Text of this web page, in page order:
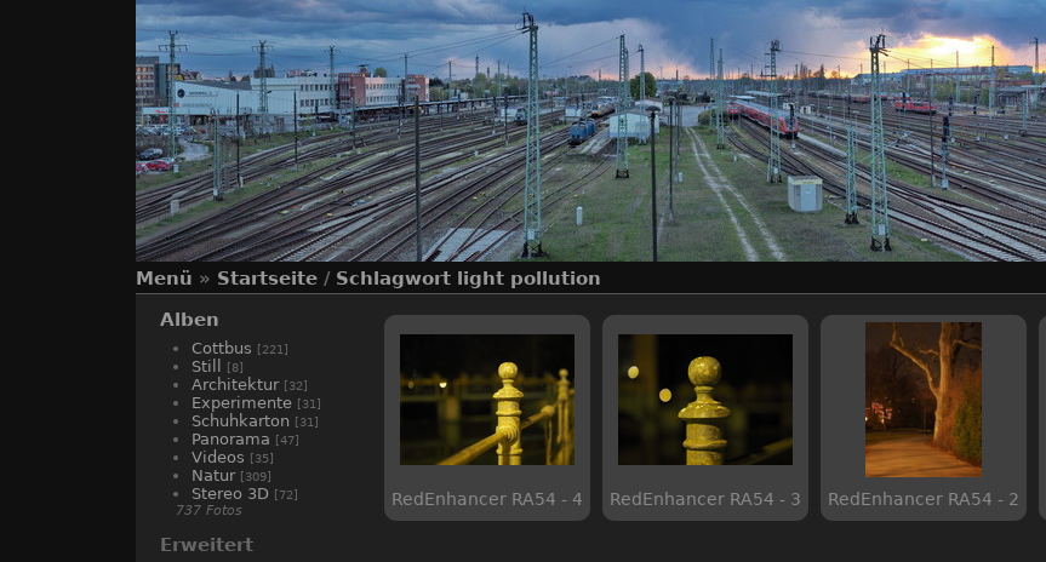
Menü » Startseite / Schlagwort light pollution
Alben
Cottbus [221]
Still [8]
Architektur [32]
Experimente [31]
Schuhkarton [31]
Panorama [47]
Videos [35]
Natur [309]
Stereo 3D [72]
737 Fotos
Erweitert
RedEnhancer RA54 - 4 RedEnhancer RA54 - 3 RedEnhancer RA54 - 2